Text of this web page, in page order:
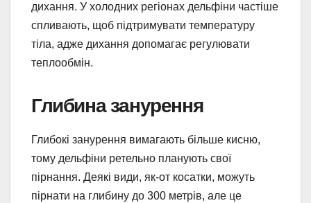
дихання. У холодних регіонах дельфіни частіше
спливають, щоб підтримувати температуру
тіла, адже дихання допомагає регулювати
теплообмін.
Глибина занурення
Глибокі занурення вимагають більше кисню,
тому дельфіни ретельно планують свої
пірнання. Деякі види, як-от косатки, можуть
пірнати на глибину до 300 метрів, але це